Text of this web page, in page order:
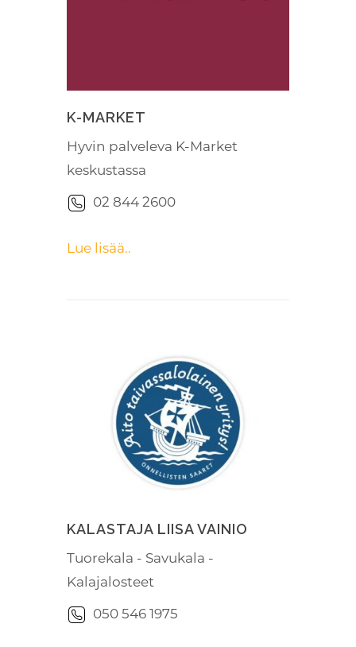
K-MARKET
Hyvin palveleva K-Market
keskustassa
02 844 2600
Lue lisää..
KALASTAJA LIISA VAINIO
Tuorekala - Savukala -
Kalajalosteet
050 546 1975